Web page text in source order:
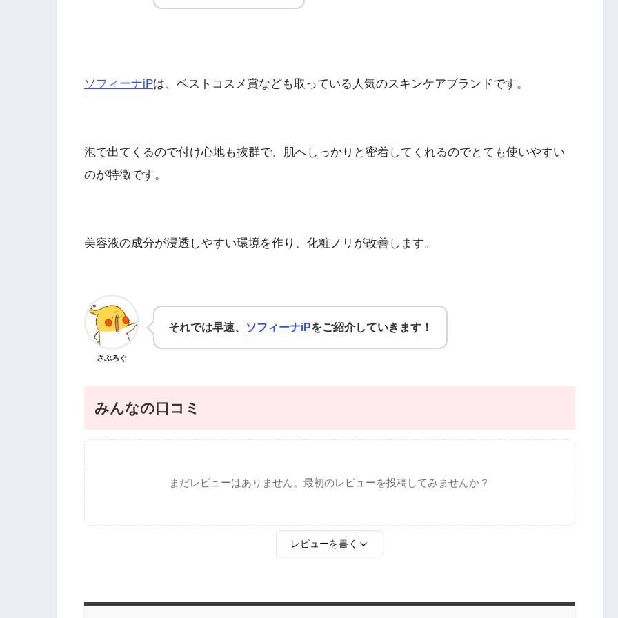
ソフィーナiPは、ベストコスメ賞なども取っている人気のスキンケアブランドです。
泡で出てくるので付け心地も抜群で、肌へしっかりと密着してくれるのでとても使いやすい
のが特徴です。
美容液の成分が浸透しやすい環境を作り、化粧ノリが改善します。
さぶろぐ
それでは早速、 ソフィーナiPをご紹介していきます！
みんなの口コミ
まだレビューはありません。最初のレビューを投稿してみませんか？
レビューを書く